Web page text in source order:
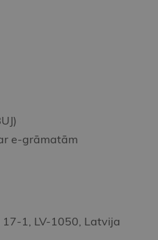
e-grāmatām
17-1, LV-1050, Latvija